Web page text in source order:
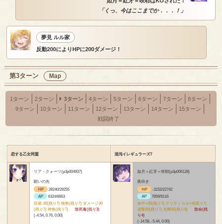
「くっ、今はここまでか．．．！」
夢見 ルル家
反動200によりHPに200ダメージ！
第3ターン Map
1ターン 2ターン 3ターン 4ターン 5ターン 6ターン 7ターン
8ターン
9ターン
10ターン 11ターン 12ターン 13ターン 14ターン
15ターン
戦闘終了
恋する乙女同盟 混沌イレギュラーズ7
リア・クォーツ(p3p004937)
願いの先
HP
28240/29255
AP
6324/6663
回避-30(残り7) 物無(残り7) ダメージ30
(残り7) 神無(残り7)
致死毒(残り3)
(-4.54, 0.76, 0.00)
如月＝紅牙＝咲耶(p3p006128)
夜砕き
HP
-3152/22742
AP
7659/9116
命中+20(残り7) クリティカル+4(残り7)
追撃50(残り7) 光輝50(残り8)
致命(残
り4)
(-14.58, -5.44, 0.00)